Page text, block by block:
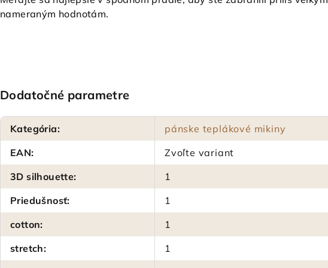
nameraným hodnotám.
Dodatočné parametre
Kategória:
pánske teplákové mikiny
EAN:
Zvoľte variant
3D silhouette:
1
Priedušnosť:
1
cotton:
1
stretch:
1